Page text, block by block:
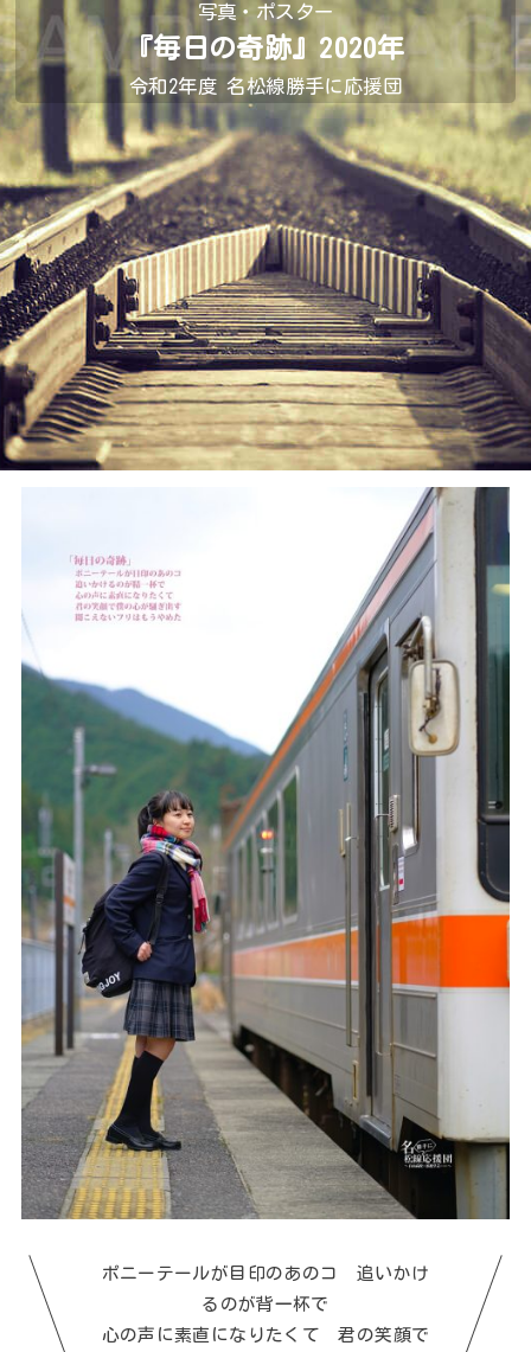
写真・ポスター
『毎日の奇跡』2020年
令和2年度 名松線勝手に応援団
ポニーテールが目印のあのコ 追いかけ
るのが背一杯で
心の声に素直になりたくて 君の笑顔で